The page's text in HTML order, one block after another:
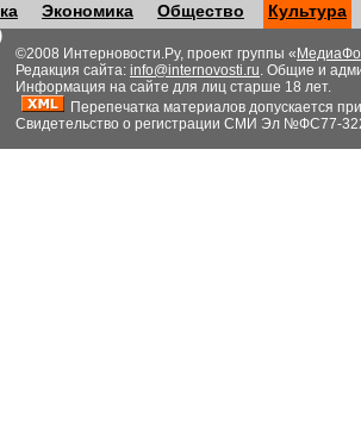
Экономика Общество Культура
©2008 Интерновости.Ру, проект группы «
Редакция сайта: info@internovosti.ru. Общие и
Информация на сайте для лиц старше 18 лет.
Перепечатка материалов допускается
Свидетельство о регистрации СМИ Эл №ФС77-